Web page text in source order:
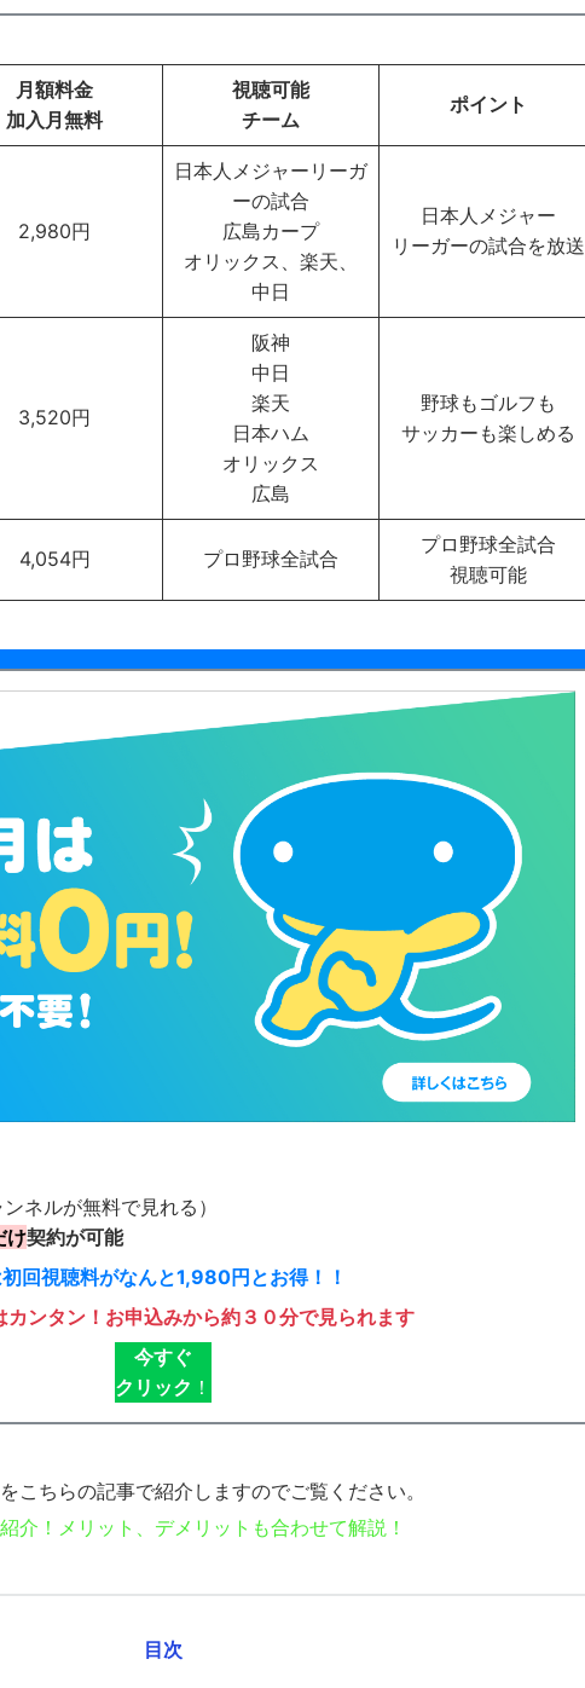
月額料金
加入月無料
視聴可能
チーム
ポイント
2,980円
日本人メジャーリーガ
ーの試合
広島カープ
オリックス、楽天、
中日
日本人メジャー
リーガーの試合を放送
3,520円
阪神
中日
楽天
日本ハム
オリックス
広島
野球もゴルフも
サッカーも楽しめる
4,054円 プロ野球全試合
プロ野球全試合
視聴可能
ネルが無料で見れる）
け契約が可能
回視聴料がなんと1,980円とお得！！
カンタン！お申込みから約３０分で見られます
今すぐ
クリック ！
こちらの記事で紹介しますのでご覧ください。
介！メリット、デメリットも合わせて解説！
目次